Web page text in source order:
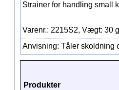
Strainer for handling small
Varenr.: 2215S2, Vægt: 30
Anvisning: Tåler skoldning
Produkter